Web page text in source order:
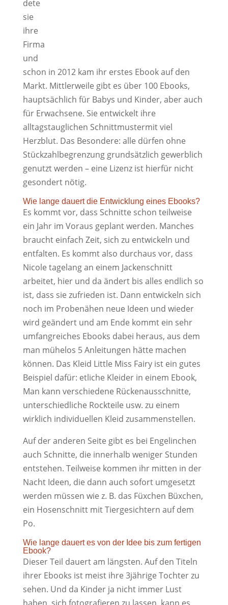
dete
sie
ihre
Firma
und
schon in 2012 kam ihr erstes Ebook auf den
Markt. Mittlerweile gibt es über 100 Ebooks,
hauptsächlich für Babys und Kinder, aber auch
für Erwachsene. Sie entwickelt ihre
alltagstauglichen Schnittmustermit viel
Herzblut. Das Besondere: alle dürfen ohne
Stückzahlbegrenzung grundsätzlich gewerblich
genutzt werden – eine Lizenz ist hierfür nicht
gesondert nötig.
Wie lange dauert die Entwicklung eines Ebooks?
Es kommt vor, dass Schnitte schon teilweise
ein Jahr im Voraus geplant werden. Manches
braucht einfach Zeit, sich zu entwickeln und
entfalten. Es kommt also durchaus vor, dass
Nicole tagelang an einem Jackenschnitt
arbeitet, hier und da ändert bis alles endlich so
ist, dass sie zufrieden ist. Dann entwickeln sich
noch im Probenähen neue Ideen und wieder
wird geändert und am Ende kommt ein sehr
umfangreiches Ebooks dabei heraus, aus dem
man mühelos 5 Anleitungen hätte machen
können. Das Kleid Little Miss Fairy ist ein gutes
Beispiel dafür: etliche Kleider in einem Ebook,
Man kann verschiedene Rückenausschnitte,
unterschiedliche Rockteile usw. zu einem
wirklich individuellen Kleid zusammenstellen.
Auf der anderen Seite gibt es bei Engelinchen
auch Schnitte, die innerhalb weniger Stunden
entstehen. Teilweise kommen ihr mitten in der
Nacht Ideen, die dann auch sofort umgesetzt
werden müssen wie z. B. das Füxchen Büxchen,
ein Hosenschnitt mit Tiergesichtern auf dem
Po.
Wie lange dauert es von der Idee bis zum fertigen
Ebook?
Dieser Teil dauert am längsten. Auf den Titeln
ihrer Ebooks ist meist ihre 3jährige Tochter zu
sehen. Und da Kinder ja nicht immer Lust